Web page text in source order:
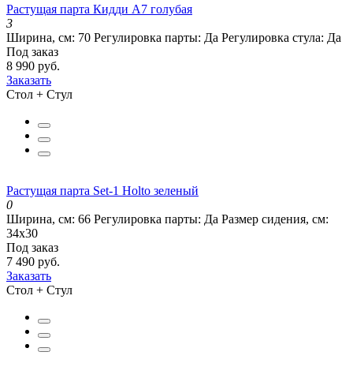
Растущая парта Кидди А7 голубая
3
Ширина, см: 70 Регулировка парты: Да Регулировка стула: Да
Под заказ
8 990 руб.
Заказать
Стол + Стул
Растущая парта Set-1 Holto зеленый
0
Ширина, см: 66 Регулировка парты: Да Размер сидения, см:
34х30
Под заказ
7 490 руб.
Заказать
Стол + Стул